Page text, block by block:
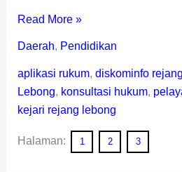
Read More »
Daerah, Pendidikan
aplikasi rukum, diskominfo
Lebong, konsultasi hukum,
kejari rejang lebong
Halaman: 1 2 3